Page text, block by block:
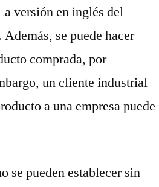
versión en inglés del
se puede hacer
comprada, por
un cliente industrial
a una empresa puede
se pueden establecer sin